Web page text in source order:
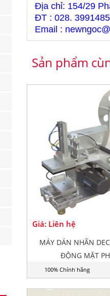
Địa chỉ: 154/29
ĐT : 028.
Email :
Sản phẩm
Giá: Liên hệ
MÁY DÁN NHÃN
ĐỘNG MẶT
100% Chính hãng